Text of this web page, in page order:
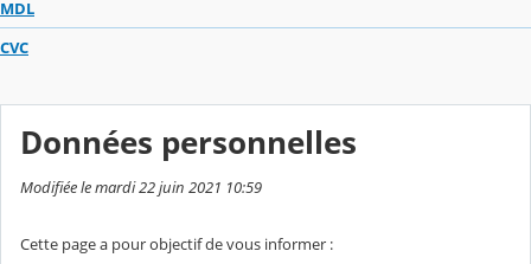
MDL
CVC
Données personnelles
Modifiée le mardi 22 juin 2021 10:59
Cette page a pour objectif de vous informer :